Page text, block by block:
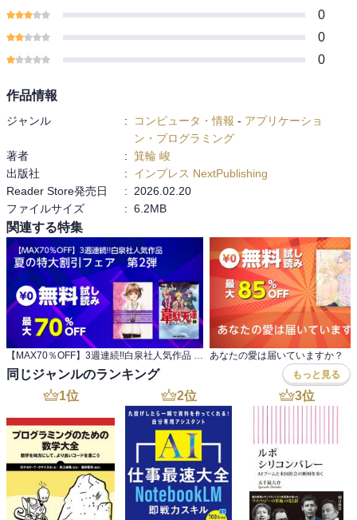
第6章 Claude Codeのカスタマイズを包括的に管理する
0
0
0
作品情報
ジャンル : コンピュータ・情報 - アプリケーショ
ン・プログラミング
著者
: 箕輪 峻
出版社
:
インプレス NextPublishing
Reader Store発売日
:
2026.02.20
ファイルサイズ
: 6.2MB
関連する特集
【MAX70％OFF】3週連続!!白泉社人気作品 夏の特大割引フェア 第2弾 あなたの愛は届いていますか？
同じジャンルのランキング もっと見る
1位 2位 3位